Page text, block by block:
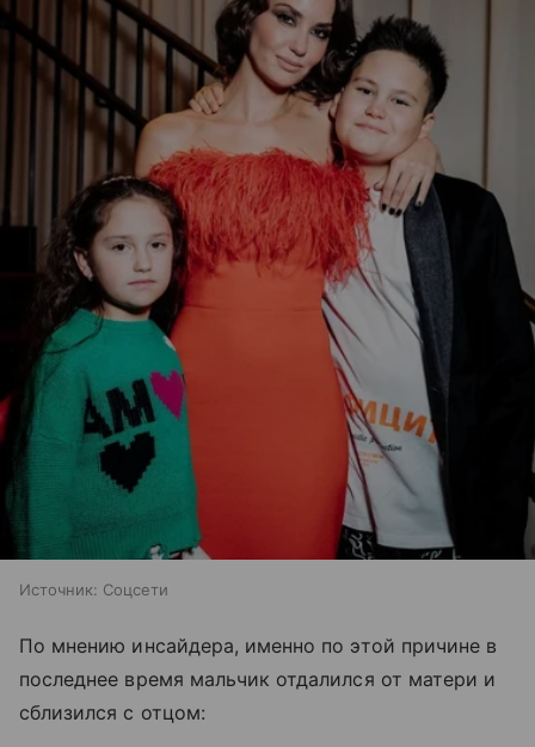
Источник: Соцсети
По мнению инсайдера, именно по этой причине в
последнее время мальчик отдалился от матери и
сблизился с отцом: